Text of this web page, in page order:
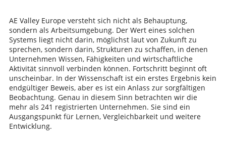
AE Valley Europe versteht sich nicht als Behauptung,
sondern als Arbeitsumgebung. Der Wert eines solchen
Systems liegt nicht darin, möglichst laut von Zukunft zu
sprechen, sondern darin, Strukturen zu schaffen, in denen
Unternehmen Wissen, Fähigkeiten und wirtschaftliche
Aktivität sinnvoll verbinden können. Fortschritt beginnt oft
unscheinbar. In der Wissenschaft ist ein erstes Ergebnis kein
endgültiger Beweis, aber es ist ein Anlass zur sorgfältigen
Beobachtung. Genau in diesem Sinn betrachten wir die
mehr als 241 registrierten Unternehmen. Sie sind ein
Ausgangspunkt für Lernen, Vergleichbarkeit und weitere
Entwicklung.